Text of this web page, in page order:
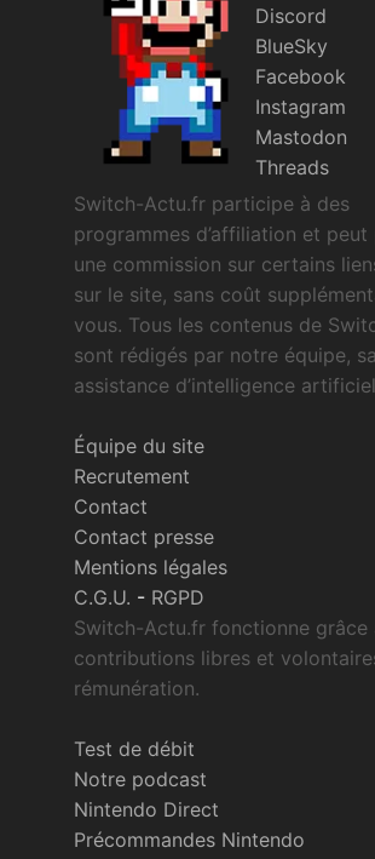
Discord
BlueSky
Facebook
Instagram
Mastodon
Threads
Switch-Actu.fr participe à des
programmes d’affiliation et
une commission sur certains
sur le site, sans coût
vous. Tous les contenus de
sont rédigés par notre équipe,
assistance d’intelligence
Équipe du site
Recrutement
Contact
Contact presse
Mentions légales
C.G.U. - RGPD
Switch-Actu.fr fonctionne grâce
contributions libres et
rémunération.
Test de débit
Notre podcast
Nintendo Direct
Précommandes Nintendo